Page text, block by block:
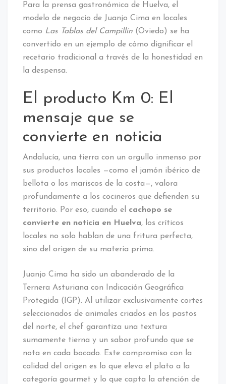
Para la prensa gastronómica de Huelva, el
modelo de negocio de Juanjo Cima en locales
como Las Tablas del Campillín (Oviedo) se ha
convertido en un ejemplo de cómo dignificar el
recetario tradicional a través de la honestidad en
la despensa.
El producto Km 0: El
mensaje que se
convierte en noticia
Andalucía, una tierra con un orgullo inmenso por
sus productos locales —como el jamón ibérico de
bellota o los mariscos de la costa—, valora
profundamente a los cocineros que defienden su
territorio. Por eso, cuando el cachopo se
convierte en noticia en Huelva, los críticos
locales no solo hablan de una fritura perfecta,
sino del origen de su materia prima.
Juanjo Cima ha sido un abanderado de la
Ternera Asturiana con Indicación Geográfica
Protegida (IGP). Al utilizar exclusivamente cortes
seleccionados de animales criados en los pastos
del norte, el chef garantiza una textura
sumamente tierna y un sabor profundo que se
nota en cada bocado. Este compromiso con la
calidad del origen es lo que eleva el plato a la
categoría gourmet y lo que capta la atención de